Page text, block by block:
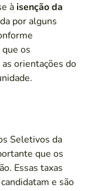
àisenção da
por alguns
os
orientações do
Seletivos da
que os
Essas taxas
e são